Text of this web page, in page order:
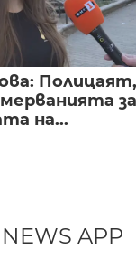
Полицаят,
за
на...
APP